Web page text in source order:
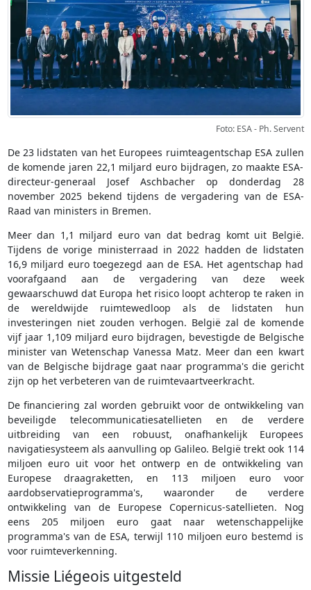
Foto: ESA - Ph. Servent
De 23 lidstaten van het Europees ruimteagentschap ESA zullen
de komende jaren 22,1 miljard euro bijdragen, zo maakte ESA-
directeur-generaal Josef Aschbacher op donderdag 28
november 2025 bekend tijdens de vergadering van de ESA-
Raad van ministers in Bremen.
Meer dan 1,1 miljard euro van dat bedrag komt uit België.
Tijdens de vorige ministerraad in 2022 hadden de lidstaten
16,9 miljard euro toegezegd aan de ESA. Het agentschap had
voorafgaand aan de vergadering van deze week
gewaarschuwd dat Europa het risico loopt achterop te raken in
de wereldwijde ruimtewedloop als de lidstaten hun
investeringen niet zouden verhogen. België zal de komende
vijf jaar 1,109 miljard euro bijdragen, bevestigde de Belgische
minister van Wetenschap Vanessa Matz. Meer dan een kwart
van de Belgische bijdrage gaat naar programma's die gericht
zijn op het verbeteren van de ruimtevaartveerkracht.
De financiering zal worden gebruikt voor de ontwikkeling van
beveiligde telecommunicatiesatellieten en de verdere
uitbreiding van een robuust, onafhankelijk Europees
navigatiesysteem als aanvulling op Galileo. België trekt ook 114
miljoen euro uit voor het ontwerp en de ontwikkeling van
Europese draagraketten, en 113 miljoen euro voor
aardobservatieprogramma's, waaronder de verdere
ontwikkeling van de Europese Copernicus-satellieten. Nog
eens 205 miljoen euro gaat naar wetenschappelijke
programma's van de ESA, terwijl 110 miljoen euro bestemd is
voor ruimteverkenning.
Missie Liégeois uitgesteld